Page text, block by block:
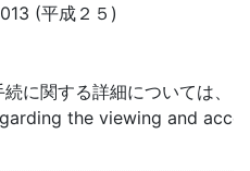
(平成２５)
に関する詳細については、「
the viewing and